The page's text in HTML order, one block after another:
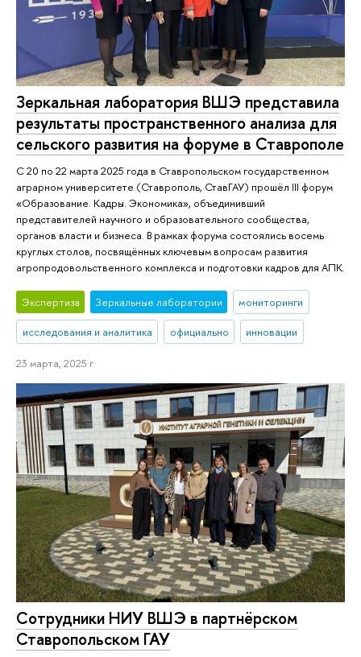
Зеркальная лаборатория ВШЭ представила
результаты пространственного анализа для
сельского развития на форуме в Ставрополе
С 20 по 22 марта 2025 года в Ставропольском государственном
аграрном университете (Ставрополь, СтавГАУ) прошёл III форум
«Образование. Кадры. Экономика», объединивший
представителей научного и образовательного сообщества,
органов власти и бизнеса. В рамках форума состоялись восемь
круглых столов, посвящённых ключевым вопросам развития
агропродовольственного комплекса и подготовки кадров для АПК.
Экспертиза Зеркальные лаборатории мониторинги
исследования и аналитика официально инновации
23 марта, 2025 г.
Сотрудники НИУ ВШЭ в партнёрском
Ставропольском ГАУ